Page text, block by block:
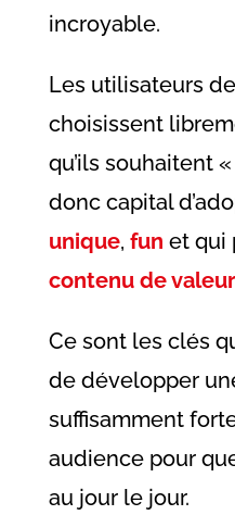
incroyable.
Les utilisateurs
choisissent
qu’ils souhaitent
donc capital
unique, fun et qui
contenu de valeur
Ce sont les clés
de développer
suffisamment
audience pour
au jour le jour.